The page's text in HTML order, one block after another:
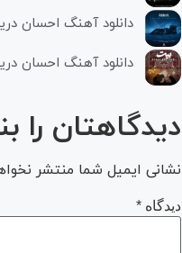
دانلود آهنگ احسان
دانلود آهنگ احسان
دیدگاهتان را
نشانی ایمیل شما منتشر
دیدگاه *